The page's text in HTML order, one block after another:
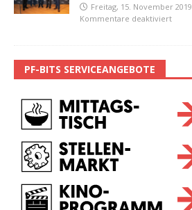
Freitag, 15. November 2019
Kommentare deaktiviert
PF-BITS SERVICEANGEBOTE